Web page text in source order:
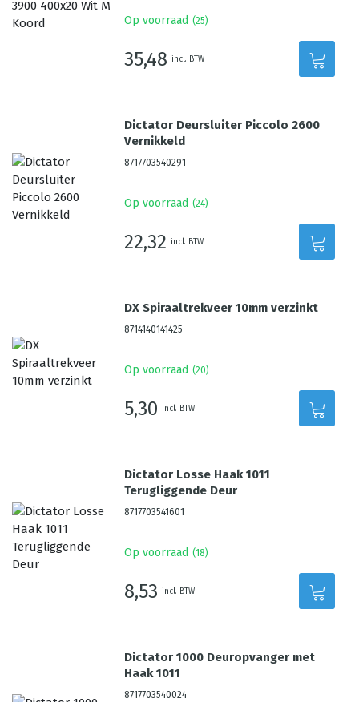
Op voorraad (25)
35,48 incl. BTW
Dictator Deursluiter Piccolo 2600
Vernikkeld
8717703540291
Op voorraad (24)
22,32 incl. BTW
DX Spiraaltrekveer 10mm verzinkt
8714140141425
Op voorraad (20)
5,30 incl. BTW
Dictator Losse Haak 1011
Terugliggende Deur
8717703541601
Op voorraad (18)
8,53 incl. BTW
Dictator 1000 Deuropvanger met
Haak 1011
8717703540024